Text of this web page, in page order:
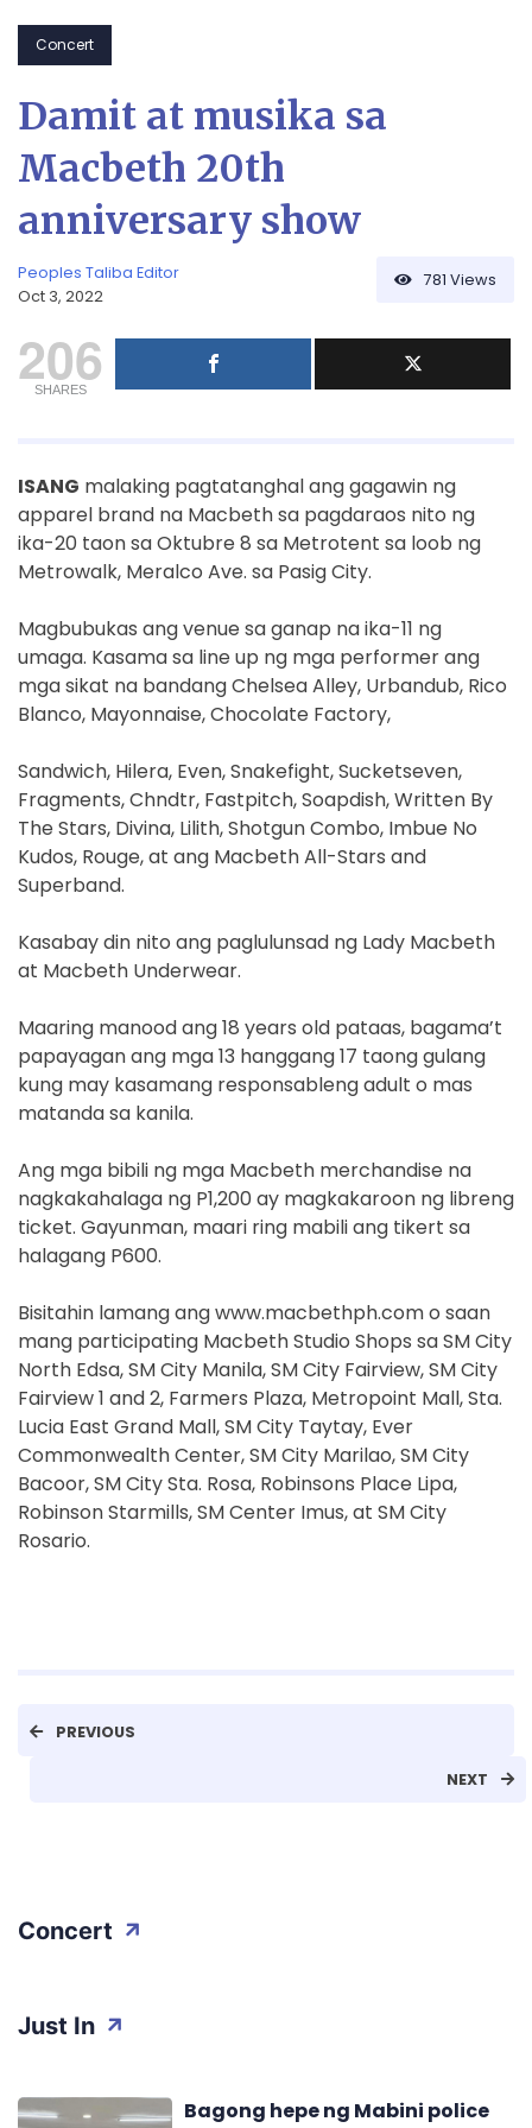
Just In
Bagong hepe ng Mabini police
Concert
Damit at musika sa
Macbeth 20th
anniversary show
Peoples Taliba Editor
Oct 3, 2022
781 Views
206
SHARES
ISANG malaking pagtatanghal ang gagawin ng
apparel brand na Macbeth sa pagdaraos nito ng
ika-20 taon sa Oktubre 8 sa Metrotent sa loob ng
Metrowalk, Meralco Ave. sa Pasig City.
Magbubukas ang venue sa ganap na ika-11 ng
umaga. Kasama sa line up ng mga performer ang
mga sikat na bandang Chelsea Alley, Urbandub, Rico
Blanco, Mayonnaise, Chocolate Factory,
Sandwich, Hilera, Even, Snakefight, Sucketseven,
Fragments, Chndtr, Fastpitch, Soapdish, Written By
The Stars, Divina, Lilith, Shotgun Combo, Imbue No
Kudos, Rouge, at ang Macbeth All-Stars and
Superband.
Kasabay din nito ang paglulunsad ng Lady Macbeth
at Macbeth Underwear.
Maaring manood ang 18 years old pataas, bagama’t
papayagan ang mga 13 hanggang 17 taong gulang
kung may kasamang responsableng adult o mas
matanda sa kanila.
Ang mga bibili ng mga Macbeth merchandise na
nagkakahalaga ng P1,200 ay magkakaroon ng libreng
ticket. Gayunman, maari ring mabili ang tikert sa
halagang P600.
Bisitahin lamang ang www.macbethph.com o saan
mang participating Macbeth Studio Shops sa SM City
North Edsa, SM City Manila, SM City Fairview, SM City
Fairview 1 and 2, Farmers Plaza, Metropoint Mall, Sta.
Lucia East Grand Mall, SM City Taytay, Ever
Commonwealth Center, SM City Marilao, SM City
Bacoor, SM City Sta. Rosa, Robinsons Place Lipa,
Robinson Starmills, SM Center Imus, at SM City
Rosario.
PREVIOUS
NEXT
Concert